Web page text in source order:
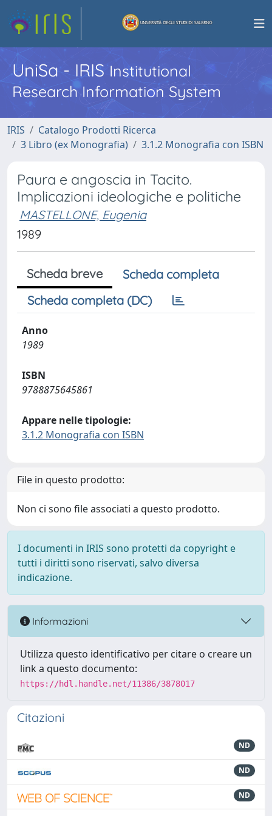
UniSa - IRISInstitutional
Research Information System
IRIS
Catalogo Prodotti Ricerca
3 Libro (ex Monografia)
3.1.2 Monografia con ISBN
Paura e angoscia in Tacito.
Implicazioni ideologiche e politiche
MASTELLONE, Eugenia
1989
Scheda breve
Scheda completa
Scheda completa (DC)
Anno
1989
ISBN
9788875645861
Appare nelle tipologie:
3.1.2 Monografia con ISBN
File in questo prodotto:
Non ci sono file associati a questo prodotto.
I documenti in IRIS sono protetti da copyright e
tutti i diritti sono riservati, salvo diversa
indicazione.
Informazioni
Utilizza questo identificativo per citare o creare un
link a questo documento:
https://hdl.handle.net/11386/3878017
Citazioni
ND
ND
ND